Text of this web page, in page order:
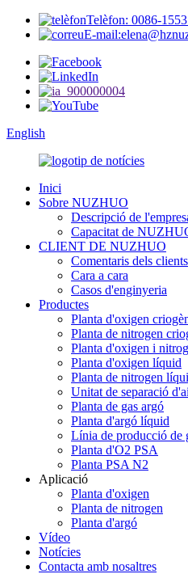
Telèfon: 0086-
E-
English
Inici
Sobre NUZHUO
Descripció de
Capacitat de
CLIENT DE NUZHUO
Comentaris dels clients
Cara a cara
Casos d'enginyeria
Productes
Planta d'oxigen
Planta de nitrogen
Planta d'oxigen i
Planta d'oxigen líquid
Planta de nitrogen
Unitat de separació
Planta de gas argó
Planta d'argó líquid
Línia de producció
Planta d'O2 PSA
Planta PSA N2
Aplicació
Planta d'oxigen
Planta de nitrogen
Planta d'argó
Vídeo
Notícies
Contacta amb nosaltres